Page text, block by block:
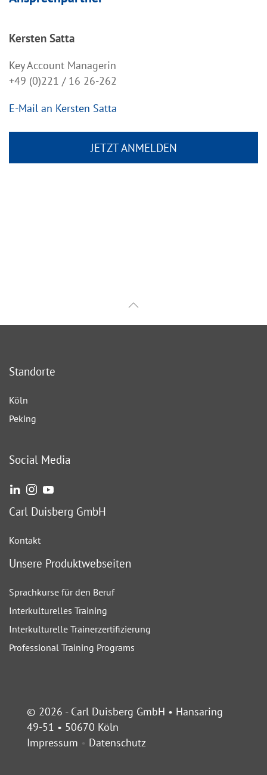
Kersten Satta
Key Account Managerin
+49 (0)221 / 16 26-262
E-Mail an Kersten Satta
JETZT ANMELDEN
Standorte
Köln
Peking
Social Media
Carl Duisberg GmbH
Kontakt
Unsere Produktwebseiten
Sprachkurse für den Beruf
Interkulturelles Training
Interkulturelle Trainerzertifizierung
Professional Training Programs
© 2026 - Carl Duisberg GmbH • Hansaring
49-51 • 50670 Köln
Impressum • Datenschutz